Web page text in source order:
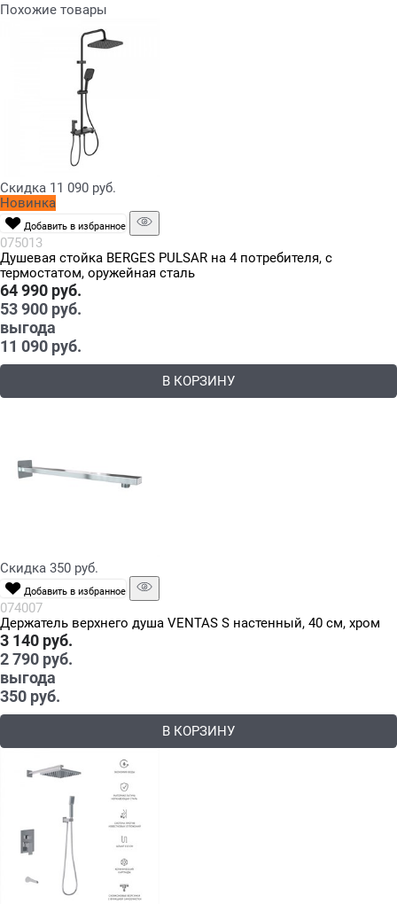
Похожие товары
Скидка 11 090 руб.
Новинка
Добавить в избранное
075013
Душевая стойка BERGES PULSAR на 4 потребителя, с
термостатом, оружейная сталь
64 990 руб.
53 900 руб.
выгода
11 090 руб.
В КОРЗИНУ
Скидка 350 руб.
Добавить в избранное
074007
Держатель верхнего душа VENTAS S настенный, 40 см, хром
3 140 руб.
2 790 руб.
выгода
350 руб.
В КОРЗИНУ